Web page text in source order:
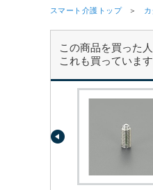
スマート介護トップ
この商品を買った
これも買っています